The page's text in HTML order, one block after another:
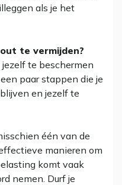
als je het
te vermijden?
te beschermen
paar stappen die je
en jezelf te
één van de
manieren om
komt vaak
nemen. Durf je